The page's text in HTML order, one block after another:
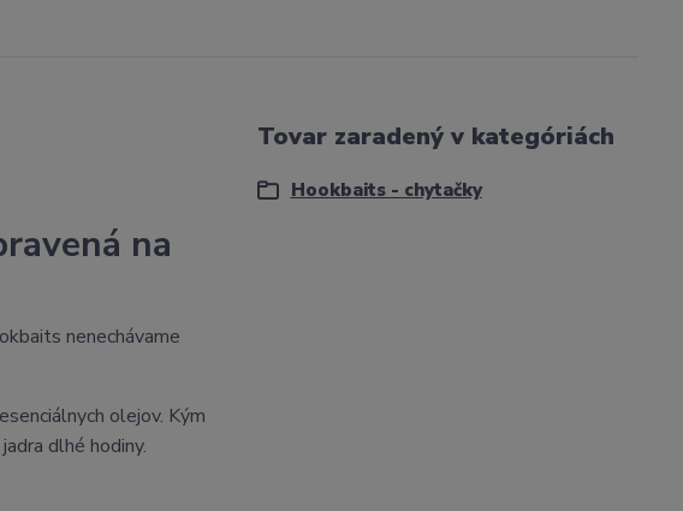
na
nenechávame
olejov. Kým
dlhé hodiny.
Tovar zaradený v kategóriách
Hookbaits - chytačky